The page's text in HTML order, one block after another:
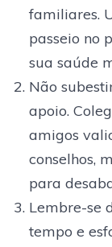
familiares.
passeio no
sua saúde
Não
apoio.
amigos
conselhos,
para
Lembre-se
tempo e